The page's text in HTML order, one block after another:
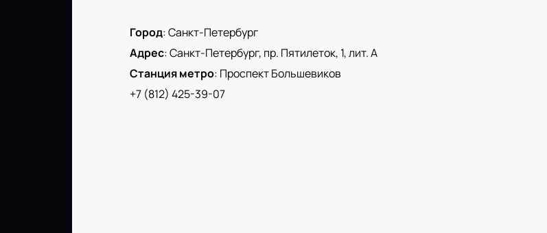
Город:Санкт-Петербург
Адрес:Санкт-Петербург, пр. Пятилеток, 1, лит. А
Станция метро: Проспект Большевиков
+7 (812) 425-39-07